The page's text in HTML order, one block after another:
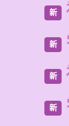
新
新
新
新